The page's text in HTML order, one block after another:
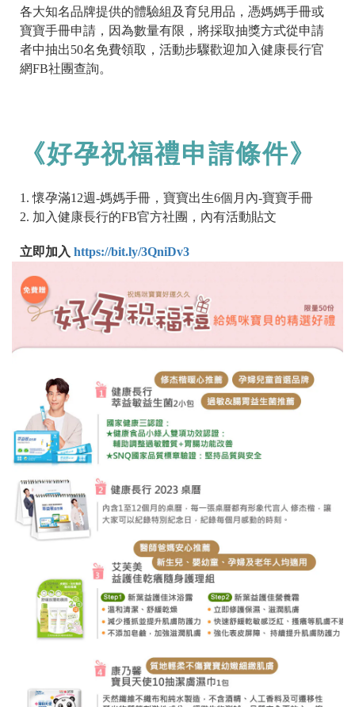
各大知名品牌提供的體驗組及育兒用品，憑媽媽手冊或
寶寶手冊申請，因為數量有限，將採取抽獎方式從申請
者中抽出50名免費領取，活動步驟歡迎加入健康長行官
網FB社團查詢。
《好孕祝福禮申請條件》
1. 懷孕滿12週-媽媽手冊，寶寶出生6個月內-寶寶手冊
2. 加入健康長行的FB官方社團，內有活動貼文
立即加入 https://bit.ly/3QniDv3